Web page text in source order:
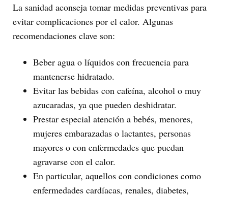
La sanidad aconseja tomar medidas preventivas para
evitar complicaciones por el calor. Algunas
recomendaciones clave son:
Beber agua o líquidos con frecuencia para
mantenerse hidratado.
Evitar las bebidas con cafeína, alcohol o muy
azucaradas, ya que pueden deshidratar.
Prestar especial atención a bebés, menores,
mujeres embarazadas o lactantes, personas
mayores o con enfermedades que puedan
agravarse con el calor.
En particular, aquellos con condiciones como
enfermedades cardíacas, renales, diabetes,